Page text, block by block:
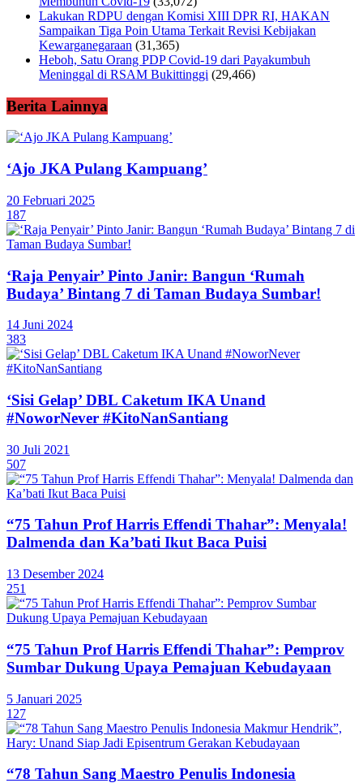
Lakukan RDPU dengan Komisi XIII DPR RI, HAKAN
Sampaikan Tiga Poin Utama Terkait Revisi Kebijakan
Kewarganegaraan (31,365)
Heboh, Satu Orang PDP Covid-19 dari Payakumbuh
Meninggal di RSAM Bukittinggi (29,466)
Berita Lainnya
‘Ajo JKA Pulang Kampuang’
20 Februari 2025
187
‘Raja Penyair’ Pinto Janir: Bangun ‘Rumah
Budaya’ Bintang 7 di Taman Budaya Sumbar!
14 Juni 2024
383
‘Sisi Gelap’ DBL Caketum IKA Unand
#NoworNever #KitoNanSantiang
30 Juli 2021
507
“75 Tahun Prof Harris Effendi Thahar”: Menyala!
Dalmenda dan Ka’bati Ikut Baca Puisi
13 Desember 2024
251
“75 Tahun Prof Harris Effendi Thahar”: Pemprov
Sumbar Dukung Upaya Pemajuan Kebudayaan
5 Januari 2025
127
“78 Tahun Sang Maestro Penulis Indonesia